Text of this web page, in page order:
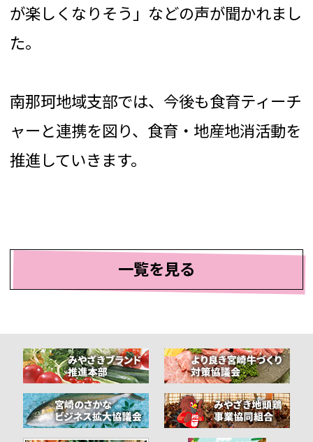
が楽しくなりそう」などの声が聞かれまし
た。
南那珂地域支部では、今後も食育ティーチ
ャーと連携を図り、食育・地産地消活動を
推進していきます。
一覧を見る